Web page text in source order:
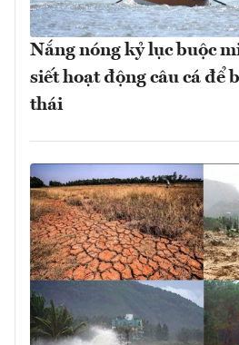
Nắng nóng kỷ lục buộc
siết hoạt động câu cá để
thái